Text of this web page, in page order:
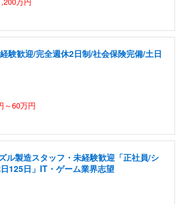
験歓迎/完全週休2日制/社会保険完備/土日
～60万円
ル製造スタッフ・未経験歓迎「正社員/シ
125日」IT・ゲーム業界志望